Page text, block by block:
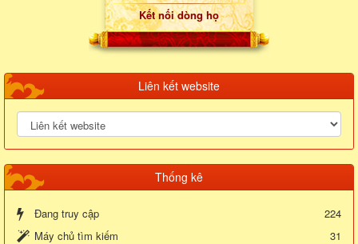
Kết nối dòng họ
Liên kết website
Thống kê
Đang truy cập
224
Máy chủ tìm kiếm
31